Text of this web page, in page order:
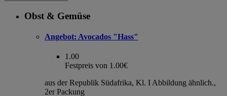
Obst & Gemüse
Angebot: Avocados "Hass"
1.00
Festpreis von 1.00€
aus der Republik Südafrika, Kl. I Abbildung ähnlich.,
2er Packung